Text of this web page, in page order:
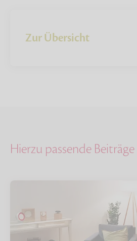
Zur Übersicht
Hierzu passende Beiträge